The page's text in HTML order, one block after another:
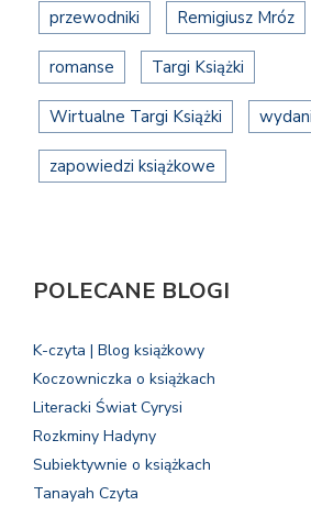
przewodniki Remigiusz Mróz
romanse Targi Książki
Wirtualne Targi Książki
zapowiedzi książkowe
POLECANE BLOGI
K-czyta | Blog książkowy
Koczowniczka o książkach
Literacki Świat Cyrysi
Rozkminy Hadyny
Subiektywnie o książkach
Tanayah Czyta